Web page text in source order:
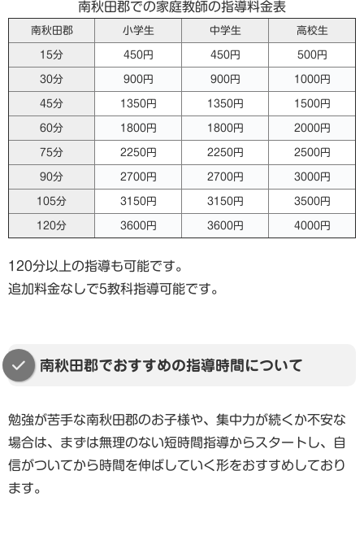
南秋田郡での家庭教師の指導料金表
南秋田郡 小学生 中学生 高校生
15分 450円 450円 500円
30分 900円 900円 1000円
45分 1350円 1350円 1500円
60分 1800円 1800円 2000円
75分 2250円 2250円 2500円
90分 2700円 2700円 3000円
105分 3150円 3150円 3500円
120分 3600円 3600円 4000円
120分以上の指導も可能です。
追加料金なしで5教科指導可能です。
南秋田郡でおすすめの指導時間について
勉強が苦手な南秋田郡のお子様や、集中力が続くか不安な
場合は、まずは無理のない短時間指導からスタートし、自
信がついてから時間を伸ばしていく形をおすすめしており
ます。